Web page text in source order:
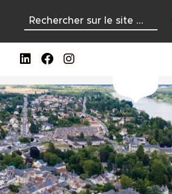
principal